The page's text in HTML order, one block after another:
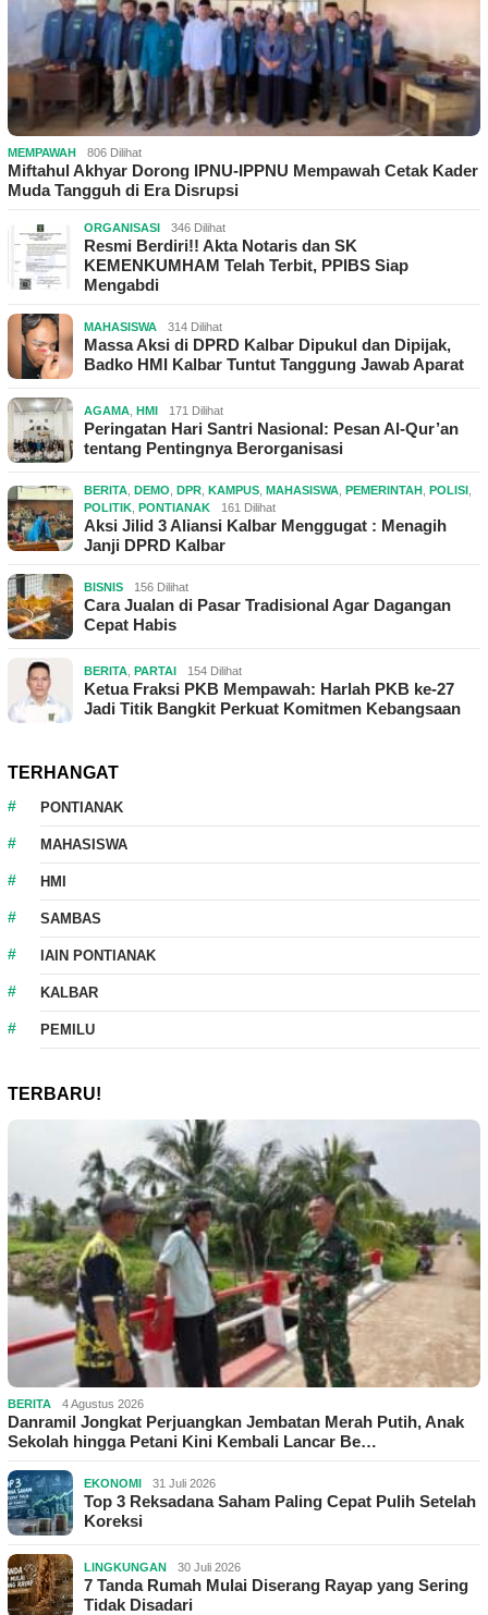
MEMPAWAH 806 Dilihat
Miftahul Akhyar Dorong IPNU-IPPNU Mempawah Cetak Kader
Muda Tangguh di Era Disrupsi
ORGANISASI 346 Dilihat
Resmi Berdiri!! Akta Notaris dan SK
KEMENKUMHAM Telah Terbit, PPIBS Siap
Mengabdi
MAHASISWA 314 Dilihat
Massa Aksi di DPRD Kalbar Dipukul dan Dipijak,
Badko HMI Kalbar Tuntut Tanggung Jawab Aparat
AGAMA HMI 171 Dilihat
Peringatan Hari Santri Nasional: Pesan Al-Qur’an
tentang Pentingnya Berorganisasi
BERITA DEMO DPR KAMPUS MAHASISWA PEMERINTAH POLISI
POLITIK PONTIANAK 161 Dilihat
Aksi Jilid 3 Aliansi Kalbar Menggugat : Menagih
Janji DPRD Kalbar
BISNIS 156 Dilihat
Cara Jualan di Pasar Tradisional Agar Dagangan
Cepat Habis
BERITA PARTAI 154 Dilihat
Ketua Fraksi PKB Mempawah: Harlah PKB ke-27
Jadi Titik Bangkit Perkuat Komitmen Kebangsaan
TERHANGAT
PONTIANAK
MAHASISWA
HMI
SAMBAS
IAIN PONTIANAK
KALBAR
PEMILU
TERBARU!
BERITA 4 Agustus 2026
Danramil Jongkat Perjuangkan Jembatan Merah Putih, Anak
Sekolah hingga Petani Kini Kembali Lancar Be…
EKONOMI 31 Juli 2026
Top 3 Reksadana Saham Paling Cepat Pulih Setelah
Koreksi
LINGKUNGAN 30 Juli 2026
7 Tanda Rumah Mulai Diserang Rayap yang Sering
Tidak Disadari